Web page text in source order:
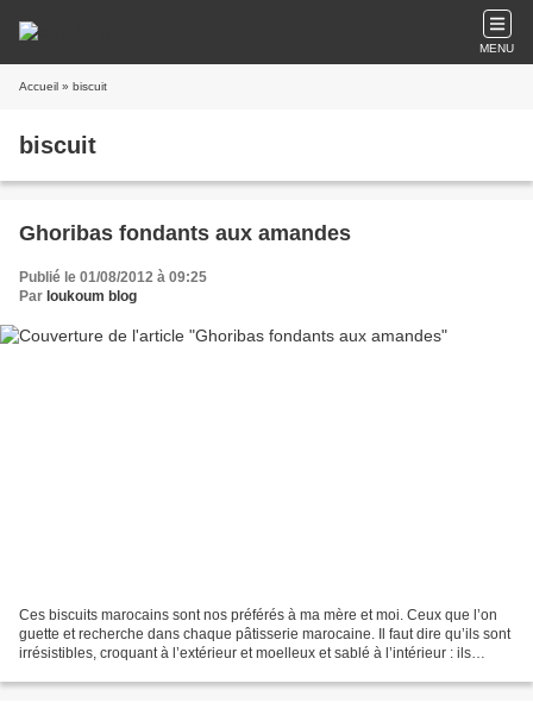
MENU
Accueil » biscuit
biscuit
Ghoribas fondants aux amandes
Publié le 01/08/2012 à 09:25
Par loukoum blog
Ces biscuits marocains sont nos préférés à ma mère et moi. Ceux que l’on
guette et recherche dans chaque pâtisserie marocaine. Il faut dire qu’ils sont
irrésistibles, croquant à l’extérieur et moelleux et sablé à l’intérieur : ils